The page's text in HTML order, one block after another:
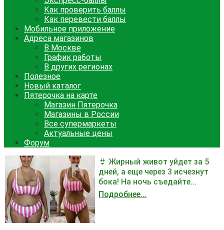
Как проверить баллы
Как перевести баллы
Мобильное приложение
Адреса магазинов
В Москве
График работы
В других регионах
Полезное
Новый каталог
Пятерочка на карте
Магазин Пятерочка
Магазины в России
Все супермаркеты
Актуальные цены
Форум
👙 Жирный живот уйдет за 5
дней, а еще через 3 исчезнут
бока! На ночь съедайте...
Подробнее...